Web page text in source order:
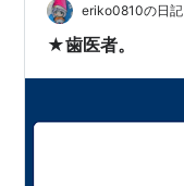
eriko0810の日記
★歯医者。